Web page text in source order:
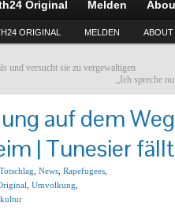
Original Melden
ORIGINAL MELDEN ABOUT
und versucht sie zu vergewaltigen
„Ich spreche
auf dem
| Tunesier
News Rapefugees
Umvolkung